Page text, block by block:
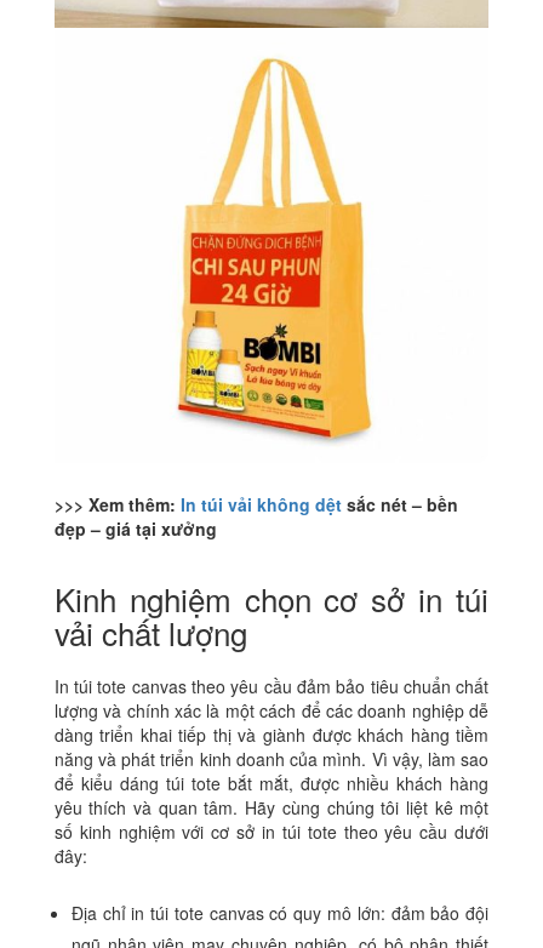
>>> Xem thêm: In túi vải không dệtsắc nét – bền
đẹp – giá tại xưởng
Kinh nghiệm chọn cơ sở in túi
vải chất lượng
In túi tote canvas theo yêu cầu đảm bảo tiêu chuẩn chất
lượng và chính xác là một cách để các doanh nghiệp dễ
dàng triển khai tiếp thị và giành được khách hàng tiềm
năng và phát triển kinh doanh của mình. Vì vậy, làm sao
để kiểu dáng túi tote bắt mắt, được nhiều khách hàng
yêu thích và quan tâm. Hãy cùng chúng tôi liệt kê một
số kinh nghiệm với cơ sở in túi tote theo yêu cầu dưới
đây:
Địa chỉ in túi tote canvas có quy mô lớn: đảm bảo đội